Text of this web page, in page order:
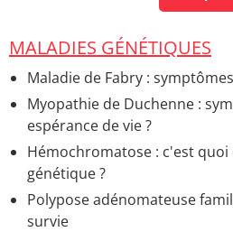
MALADIES GÉNÉTIQUES
Maladie de Fabry :
Myopathie de Duchenne :
espérance de vie ?
Hémochromatose : c'est
génétique ?
Polypose adénomateuse
survie